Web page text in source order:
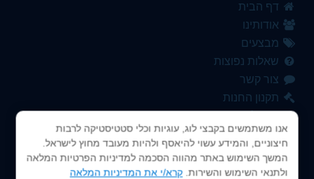
אנו משתמשים בקבצי לוג, עוגיות וכלי סטטיסטיקה לרבות
חיצוניים, והמידע עשוי להיאסף ולהיות מעובד מחוץ לישראל.
המשך השימוש באתר מהווה הסכמה למדיניות הפרטיות המלאה
ולתנאי השימוש והשירות.קרא/י את המדיניות המלאה
דף הבית
אודותינו
מבצעים
שאלות נפוצות
צור קשר
תקנון החנות
עגלת קניות
לקופה
הרשמה